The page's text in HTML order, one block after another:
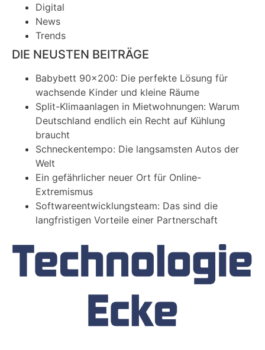
Digital
News
Trends
DIE NEUSTEN BEITRÄGE
Babybett 90×200: Die perfekte Lösung für
wachsende Kinder und kleine Räume
Split-Klimaanlagen in Mietwohnungen: Warum
Deutschland endlich ein Recht auf Kühlung
braucht
Schneckentempo: Die langsamsten Autos der
Welt
Ein gefährlicher neuer Ort für Online-
Extremismus
Softwareentwicklungsteam: Das sind die
langfristigen Vorteile einer Partnerschaft